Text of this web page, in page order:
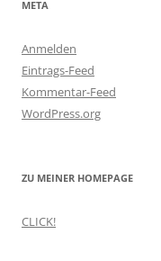
META
Anmelden
Eintrags-Feed
Kommentar-Feed
WordPress.org
ZU MEINER HOMEPAGE
CLICK!